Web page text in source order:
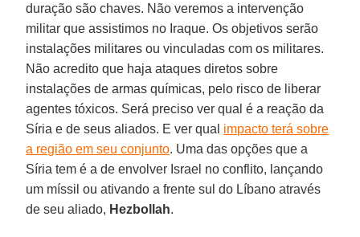
duração são chaves. Não veremos a intervenção
militar que assistimos no Iraque. Os objetivos serão
instalações militares ou vinculadas com os militares.
Não acredito que haja ataques diretos sobre
instalações de armas químicas, pelo risco de liberar
agentes tóxicos. Será preciso ver qual é a reação da
Síria e de seus aliados. E ver qual impacto terá sobre
a região em seu conjunto. Uma das opções que a
Síria tem é a de envolver Israel no conflito, lançando
um míssil ou ativando a frente sul do Líbano através
de seu aliado, Hezbollah.